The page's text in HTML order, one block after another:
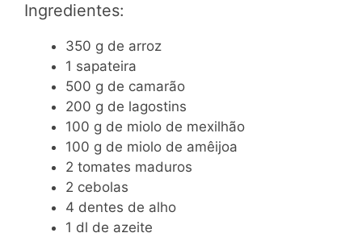
Ingredientes:
350 g de arroz
1 sapateira
500 g de camarão
200 g de lagostins
100 g de miolo de mexilhão
100 g de miolo de amêijoa
2 tomates maduros
2 cebolas
4 dentes de alho
1 dl de azeite